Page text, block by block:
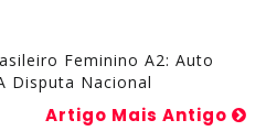
Feminino A2: Auto
Disputa Nacional
Artigo Mais Antigo